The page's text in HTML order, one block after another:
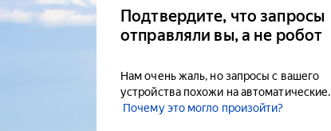
Подтвердите, что запросы
отправляли вы, а не робот
Нам очень жаль, но запросы с вашего
устройства похожи на автоматические.
Почему это могло произойти?